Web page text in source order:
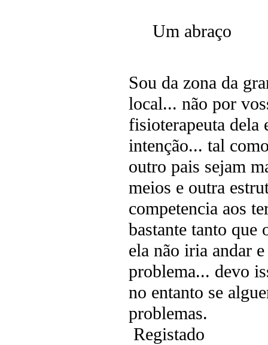
Um abraço
Sou da zona da
local... não por
fisioterapeuta dela
intenção... tal
outro pais sejam
meios e outra
competencia aos
bastante tanto que
ela não iria andar
problema... devo
no entanto se
problemas.
Registado